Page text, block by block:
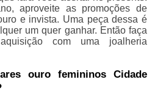
aproveite as promoções de
e invista. Uma peça dessa é
um quer ganhar. Então faça
com uma joalheria
ouro femininos Cidade